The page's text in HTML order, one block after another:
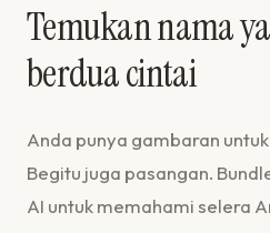
Temukan nama
berdua cintai
Anda punya gambaran
Begitu juga pasangan.
AI untuk memahami selera